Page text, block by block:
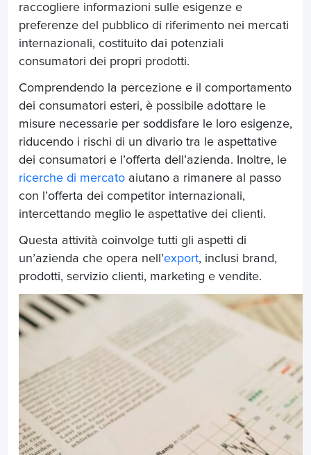
raccogliere informazioni sulle esigenze e
preferenze del pubblico di riferimento nei mercati
internazionali, costituito dai potenziali
consumatori dei propri prodotti.
Comprendendo la percezione e il comportamento
dei consumatori esteri, è possibile adottare le
misure necessarie per soddisfare le loro esigenze,
riducendo i rischi di un divario tra le aspettative
dei consumatori e l’offerta dell’azienda. Inoltre, le
ricerche di mercato aiutano a rimanere al passo
con l’offerta dei competitor internazionali,
intercettando meglio le aspettative dei clienti.
Questa attività coinvolge tutti gli aspetti di
un’azienda che opera nell’export, inclusi brand,
prodotti, servizio clienti, marketing e vendite.